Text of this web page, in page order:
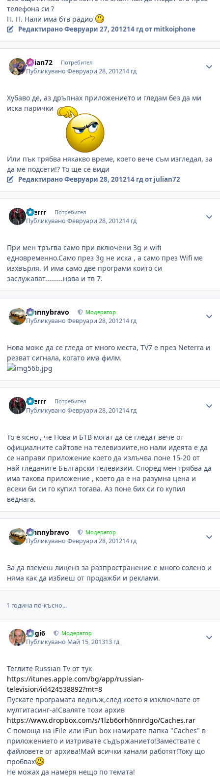
телефона си ?
П. П. Нали има бтв радио
РедактираноФевруари 27, 201214 гдот mitkoiphone
julian72 Потребител
ПубликуваноФевруари 28, 201214 гд
Хубаво де, аз дръпнах приложението и гледам без да ми
иска парички
Или пък трябва някакво време, което вече съм изгледал, за
да ме подсети!? То ще се види
РедактираноФевруари 28, 201214 гдот julian72
aserrr Потребител
ПубликуваноФевруари 28, 201214 гд
При мен тръгва само при включени 3g и wifi
едновременно.Само през 3g не иска , а само през Wifi ме
изхвърля. И има само две програми които си
заслужават.........нова и тв 7.
johnnybravo Модератор
ПубликуваноФевруари 28, 201214 гд
Нова може да се гледа от много места, TV7 е през Neterra и
резват сигнала, когато има филм.
aserrr Потребител
ПубликуваноФевруари 28, 201214 гд
То е ясно , че Нова и БТВ могат да се гледат вече от
официалните сайтове на телевизиите,но нали идеята е да
се направи приложение което да излъчва поне 15-20 от
най гледаните Български телевизии. Според мен трябва да
има такова приложение , което да е на разумна цена и
всеки би си го купил тогава. Аз поне бих си го купил
веднага.
johnnybravo Модератор
ПубликуваноФевруари 28, 201214 гд
За да вземеш лиценз за разпространение е много солено и
няма как да избиеш от продажби и реклами.
1 година по-късно...
gogi6 Модератор
Публикувано Май 15, 201313 гд
Теглите Russian Tv от тук
https://itunes.apple.com/bg/app/russian-
television/id424538892?mt=8
Пускате програмата веднъж,след което я изключвате от
мултитасинг-а!Сваляте този архив
https://www.dropbox.com/s/1lzb6orh6nnrdgo/Caches.rar
С помоща на iFile или iFun box намирате папка "Caches" в
приложението и изтривате съдържанието!Замествате с
файловете от архива!Май всички канали работят!Току що
пробвах
Не можах да намеря нещо по темата!